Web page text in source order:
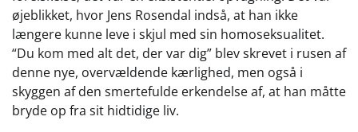
øjeblikket, hvor Jens Rosendal indså, at han ikke
længere kunne leve i skjul med sin homoseksualitet.
“Du kom med alt det, der var dig” blev skrevet i rusen af
denne nye, overvældende kærlighed, men også i
skyggen af den smertefulde erkendelse af, at han måtte
bryde op fra sit hidtidige liv.